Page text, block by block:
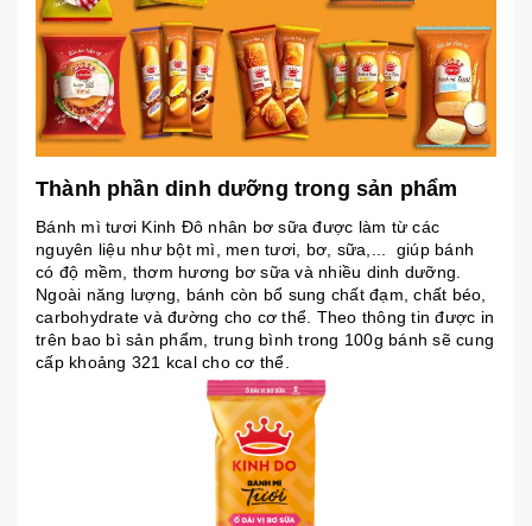
Thành phần dinh dưỡng trong sản phẩm
Bánh mì tươi Kinh Đô nhân bơ sữa được làm từ các
nguyên liệu như bột mì, men tươi, bơ, sữa,... giúp bánh
có độ mềm, thơm hương bơ sữa và nhiều dinh dưỡng.
Ngoài năng lượng, bánh còn bổ sung chất đạm, chất béo,
carbohydrate và đường cho cơ thể. Theo thông tin được in
trên bao bì sản phẩm, trung bình trong 100g bánh sẽ cung
cấp khoảng 321 kcal cho cơ thể.